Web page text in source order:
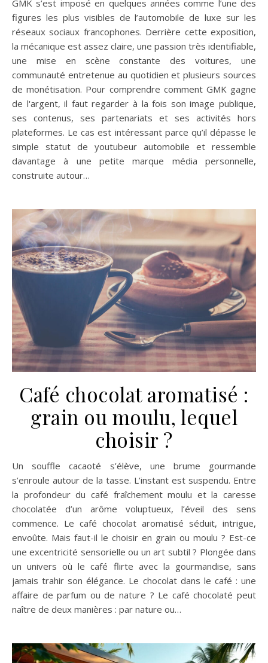
GMK s’est imposé en quelques années comme l’une des
figures les plus visibles de l’automobile de luxe sur les
réseaux sociaux francophones. Derrière cette exposition,
la mécanique est assez claire, une passion très identifiable,
une mise en scène constante des voitures, une
communauté entretenue au quotidien et plusieurs sources
de monétisation. Pour comprendre comment GMK gagne
de l'argent, il faut regarder à la fois son image publique,
ses contenus, ses partenariats et ses activités hors
plateformes. Le cas est intéressant parce qu’il dépasse le
simple statut de youtubeur automobile et ressemble
davantage à une petite marque média personnelle,
construite autour…
Café chocolat aromatisé :
grain ou moulu, lequel
choisir ?
Un souffle cacaoté s’élève, une brume gourmande
s’enroule autour de la tasse. L’instant est suspendu. Entre
la profondeur du café fraîchement moulu et la caresse
chocolatée d’un arôme voluptueux, l’éveil des sens
commence. Le café chocolat aromatisé séduit, intrigue,
envoûte. Mais faut-il le choisir en grain ou moulu ? Est-ce
une excentricité sensorielle ou un art subtil ? Plongée dans
un univers où le café flirte avec la gourmandise, sans
jamais trahir son élégance. Le chocolat dans le café : une
affaire de parfum ou de nature ? Le café chocolaté peut
naître de deux manières : par nature ou…